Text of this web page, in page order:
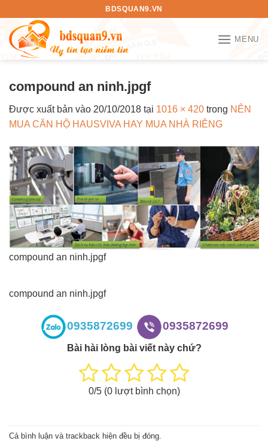
nội
dung
BDSQUAN9.VN
MENU
compound an ninh.jpgf
Được xuất bản vào 20/10/2018 tại 1016 × 420 trong NÊN
MUA CĂN HỘ HAUSVIVA HAY MUA NHÀ RIÊNG
compound an ninh.jpgf
compound an ninh.jpgf
0935872699 0935872699
Bài hài lòng bài viết này chứ?
0/5 (0lượt bình chọn)
Cả bình luận và trackback hiện đều bị đóng.